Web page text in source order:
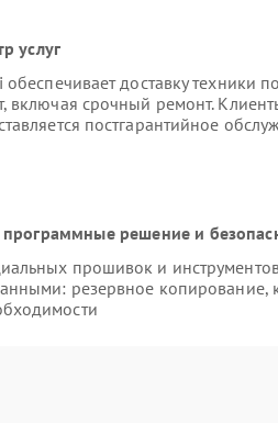
услуг
доставку техники
включая срочный ремонт.
постгарантийное
решение и
прошивок и
резервное копирование,